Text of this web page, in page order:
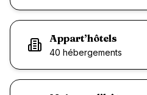
Appart’hôtels
40 hébergements